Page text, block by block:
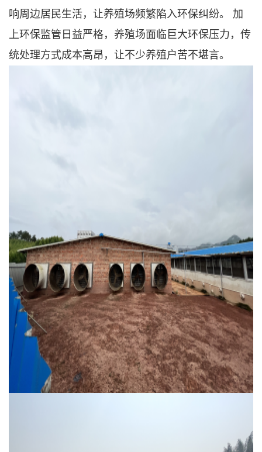
响周边居民生活，让养殖场频繁陷入环保纠纷。 加
上环保监管日益严格，养殖场面临巨大环保压力，传
统处理方式成本高昂，让不少养殖户苦不堪言。